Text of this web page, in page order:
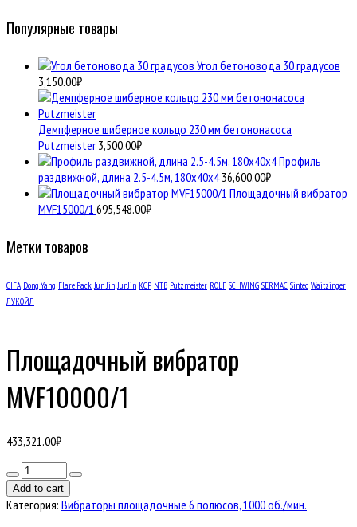
Популярные товары
Угол бетоновода 30 градусов
3,150.00₽
Демпферное шиберное кольцо 230 мм бетононасоса
Putzmeister 3,500.00₽
Профиль
раздвижной, длина 2.5-4.5м, 180х40х4 36,600.00₽
Площадочный вибратор
MVF15000/1 695,548.00₽
Метки товаров
CIFA Dong Yang Flare Pack Jun Jin JunJin KCP NTB Putzmeister ROLF SCHWING SERMAC Sintec Waitzinger
ЛУКОЙЛ
Площадочный вибратор
MVF10000/1
433,321.00₽
Количество
товара
Площадочный
вибратор
Add to cart
Категория: Вибраторы площадочные 6 полюсов, 1000 об./мин.